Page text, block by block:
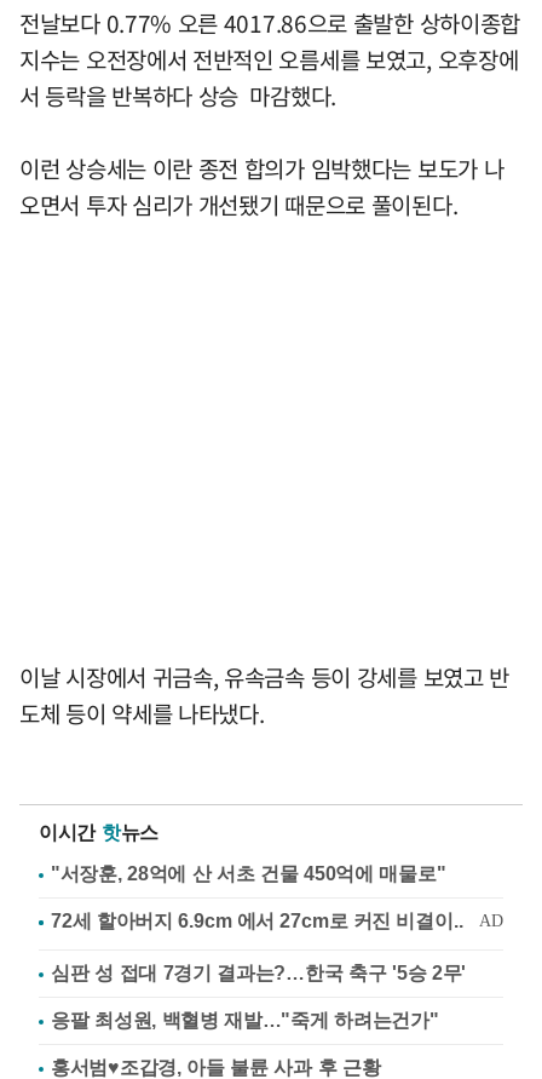
전날보다 0.77% 오른 4017.86으로 출발한 상하이종합
지수는 오전장에서 전반적인 오름세를 보였고, 오후장에
서 등락을 반복하다 상승 마감했다.
이런 상승세는 이란 종전 합의가 임박했다는 보도가 나
오면서 투자 심리가 개선됐기 때문으로 풀이된다.
이날 시장에서 귀금속, 유속금속 등이 강세를 보였고 반
도체 등이 약세를 나타냈다.
이시간 핫뉴스
"서장훈, 28억에 산 서초 건물 450억에 매물로"
심판 성 접대 7경기 결과는?…한국 축구 '5승 2무'
응팔 최성원, 백혈병 재발…"죽게 하려는건가"
홍서범♥조갑경, 아들 불륜 사과 후 근황